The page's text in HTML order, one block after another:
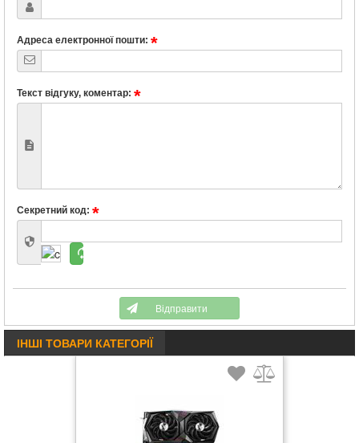
Адреса електронної пошти:
Текст відгуку, коментар:
Секретний код:
Відправити
ІНШІ ТОВАРИ КАТЕГОРІЇ